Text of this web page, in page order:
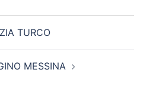
TURCO
MESSINA